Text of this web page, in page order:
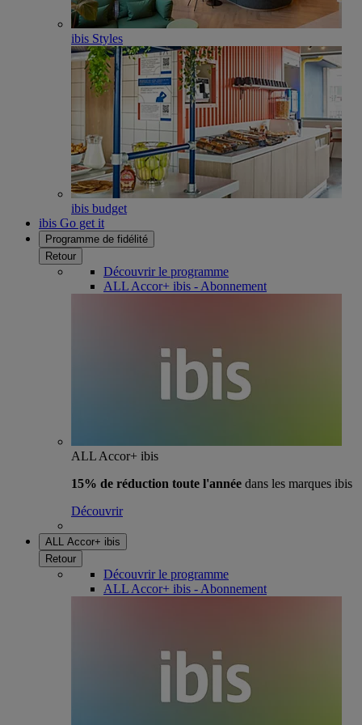
ibis Styles
ibis budget
ibis Go get it
Programme de fidélité
Retour
Découvrir le programme
ALL Accor+ ibis - Abonnement
ALL Accor+ ibis
15% de réduction toute l'année dans les marques ibis
Découvrir
ALL Accor+ ibis
Retour
Découvrir le programme
ALL Accor+ ibis - Abonnement